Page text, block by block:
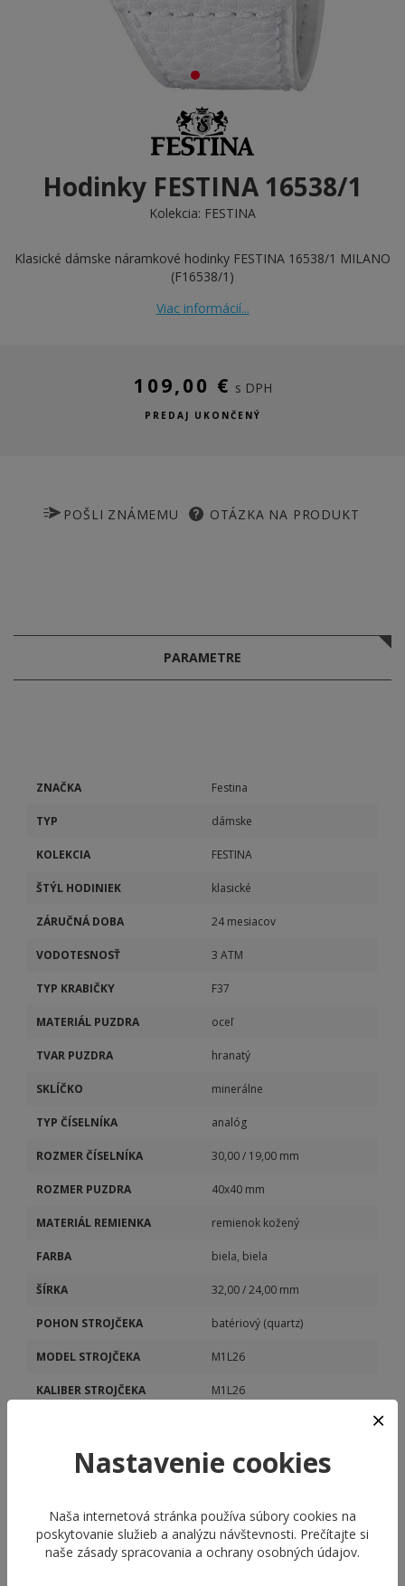
Hodinky FESTINA 16538/1
Kolekcia: FESTINA
Klasické dámske náramkové hodinky FESTINA 16538/1 MILANO
(F16538/1)
Viac informácií...
109,00 € s DPH
PREDAJ UKONČENÝ
POŠLI ZNÁMEMU OTÁZKA NA PRODUKT
PARAMETRE
ZNAČKA Festina
TYP dámske
KOLEKCIA FESTINA
ŠTÝL HODINIEK klasické
ZÁRUČNÁ DOBA 24 mesiacov
VODOTESNOSŤ 3 ATM
TYP KRABIČKY F37
MATERIÁL PUZDRA oceľ
TVAR PUZDRA hranatý
SKLÍČKO minerálne
TYP ČÍSELNÍKA analóg
ROZMER ČÍSELNÍKA 30,00 / 19,00 mm
ROZMER PUZDRA 40x40 mm
MATERIÁL REMIENKA remienok kožený
FARBA biela, biela
ŠÍRKA 32,00 / 24,00 mm
POHON STROJČEKA batériový (quartz)
MODEL STROJČEKA M1L26
KALIBER STROJČEKA M1L26
Nastavenie cookies
Naša internetová stránka používa súbory cookies na
poskytovanie služieb a analýzu návštevnosti. Prečítajte si
naše zásady spracovania a ochrany osobných údajov.